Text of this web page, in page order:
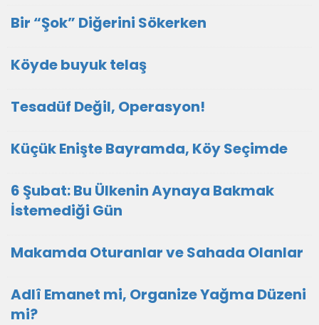
Bir “Şok” Diğerini Sökerken
Köyde buyuk telaş
Tesadüf Değil, Operasyon!
Küçük Enişte Bayramda, Köy Seçimde
6 Şubat: Bu Ülkenin Aynaya Bakmak
İstemediği Gün
Makamda Oturanlar ve Sahada Olanlar
Adlî Emanet mi, Organize Yağma Düzeni
mi?